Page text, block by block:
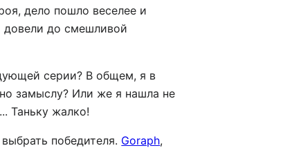
дело пошло веселее и
довели до смешливой
серии? В общем, я в
замыслу? Или же я нашла не
Таньку жалко!
победителя. Goraph,